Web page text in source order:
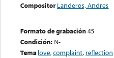
Compositor Landeros, Andres
Formato de grabación45
Condición: N-
Tema love,complaint, reflection